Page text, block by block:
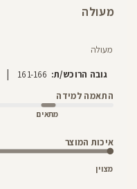
מעולה
מעולה
גובה הרוכש/ת: 161-166
|
התאמה למידה
מתאים
איכות המוצר
מצוין